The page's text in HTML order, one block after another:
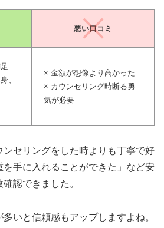
悪い口コミ
、
× 金額が想像より高かった
× カウンセリング時断る勇
気が必要
ンセリングをした時よりも丁寧で好
を手に入れることができた」など安
認できました。
いと信頼感もアップしますよね。